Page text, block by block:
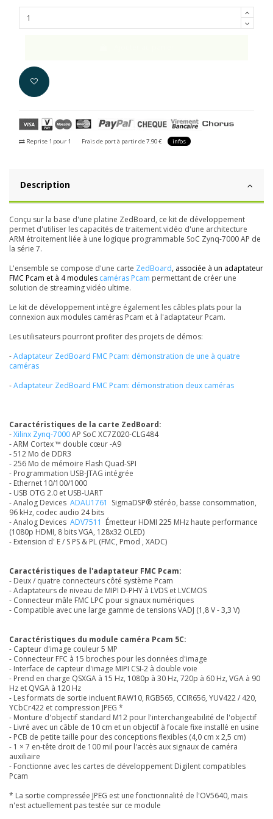
Reprise 1 pour 1 Frais de port à partir de 7.90 € infos
Description
Conçu sur la base d'une platine ZedBoard, ce kit de développement
permet d'utiliser les capacités de traitement vidéo d'une architecture
ARM étroitement liée à une logique programmable SoC Zynq-7000 AP de
la série 7.
L'ensemble se compose d'une carte ZedBoard, associée à un adaptateur
FMC Pcam et à 4 modules caméras Pcam permettant de créer une
solution de streaming vidéo ultime.
Le kit de développement intègre également les câbles plats pour la
connexion aux modules caméras Pcam et à l'adaptateur Pcam.
Les utilisateurs pourront profiter des projets de démos:
-Adaptateur ZedBoard FMC Pcam: démonstration de une à quatre
caméras
-Adaptateur ZedBoard FMC Pcam: démonstration deux caméras
Caractéristiques de la carte ZedBoard:
-Xilinx Zynq-7000AP SoC XC7Z020-CLG484
- ARM Cortex ™ double cœur -A9
- 512 Mo de DDR3
- 256 Mo de mémoire Flash Quad-SPI
- Programmation USB-JTAG intégrée
- Ethernet 10/100/1000
- USB OTG 2.0 et USB-UART
- Analog Devices ADAU1761 SigmaDSP® stéréo, basse consommation,
96 kHz, codec audio 24 bits
- Analog Devices ADV7511 Émetteur HDMI 225 MHz haute performance
(1080p HDMI, 8 bits VGA, 128x32 OLED)
- Extension d' E / S PS & PL (FMC, Pmod , XADC)
Caractéristiques de l'adaptateur FMC Pcam:
- Deux / quatre connecteurs côté système Pcam
- Adaptateurs de niveau de MIPI D-PHY à LVDS et LVCMOS
- Connecteur mâle FMC LPC pour signaux numériques
- Compatible avec une large gamme de tensions VADJ (1,8 V - 3,3 V)
Caractéristiques du module caméra Pcam 5C:
- Capteur d'image couleur 5 MP
- Connecteur FFC à 15 broches pour les données d'image
- Interface de capteur d'image MIPI CSI-2 à double voie
- Prend en charge QSXGA à 15 Hz, 1080p à 30 Hz, 720p à 60 Hz, VGA à 90
Hz et QVGA à 120 Hz
- Les formats de sortie incluent RAW10, RGB565, CCIR656, YUV422 / 420,
YCbCr422 et compression JPEG *
- Monture d'objectif standard M12 pour l'interchangeabilité de l'objectif
- Livré avec un câble de 10 cm et un objectif à focale fixe installé en usine
- PCB de petite taille pour des conceptions flexibles (4,0 cm x 2,5 cm)
- 1 × 7 en-tête droit de 100 mil pour l'accès aux signaux de caméra
auxiliaire
- Fonctionne avec les cartes de développement Digilent compatibles
Pcam
* La sortie compressée JPEG est une fonctionnalité de l'OV5640, mais
n'est actuellement pas testée sur ce module